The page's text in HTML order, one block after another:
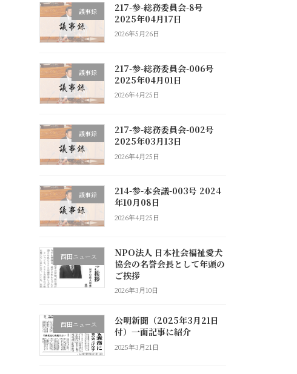
議事録
217-参-総務委員会-8号
2025年04月17日
2026年5月26日
議事録
217-参-総務委員会-006号
2025年04月01日
2026年4月25日
議事録
217-参-総務委員会-002号
2025年03月13日
2026年4月25日
議事録
214-参-本会議-003号 2024
年10月08日
2026年4月25日
西田ニュース
NPO法人 日本社会福祉愛犬
協会の名誉会長として年頭の
ご挨拶
2026年3月10日
西田ニュース
公明新聞（2025年3月21日
付）一面記事に紹介
2025年3月21日